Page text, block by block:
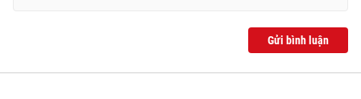
® Cấm sao chép dưới mọi hình thức nếu không có sự chấp
thuận bằng văn bản. Ghi rõ nguồn VTV.vn khi phát hành lại
Gửi bình luận